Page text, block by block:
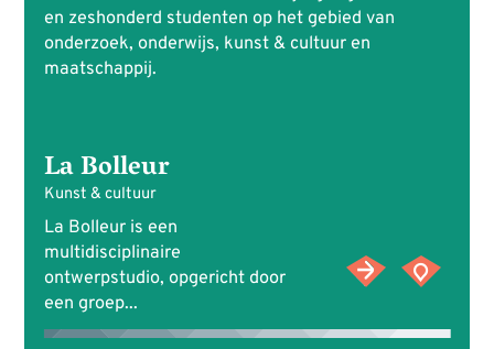
en zeshonderd studenten op het gebied van
onderzoek, onderwijs, kunst & cultuur en
maatschappij.
La Bolleur
Kunst & cultuur
La Bolleur is een
multidisciplinaire
ontwerpstudio, opgericht door
een groep...